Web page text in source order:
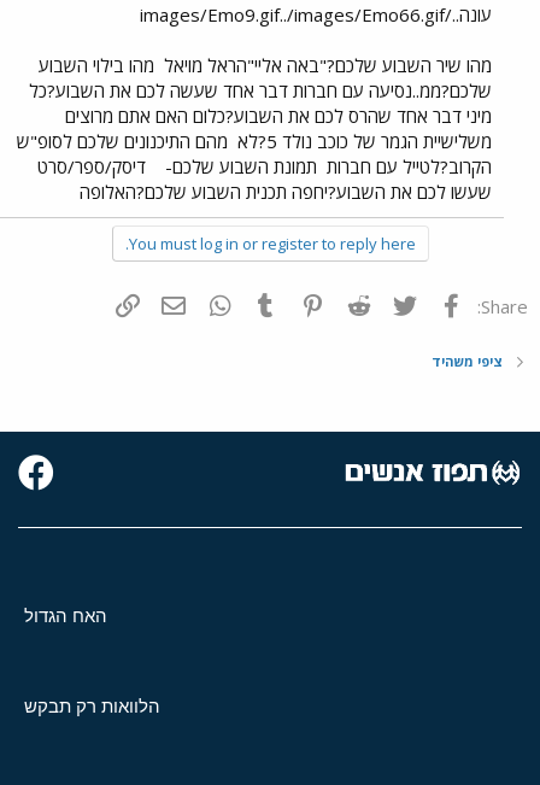
עונה../images/Emo9.gif../images/Emo66.gif
מהו שיר השבוע שלכם?"באה אליי"הראל מויאל מהו בילוי השבוע
שלכם?ממ..נסיעה עם חברות דבר אחד שעשה לכם את השבוע?כל
מיני דבר אחד שהרס לכם את השבוע?כלום האם אתם מרוצים
משלישיית הגמר של כוכב נולד 5?לא
מהם התיכנונים שלכם לסופ"ש
הקרוב?לטייל עם חברות תמונת השבוע שלכם-
דיסק/ספר/סרט
שעשו לכם את השבוע?יחפה תכנית השבוע שלכם?האלופה
You must log in or register to reply here.
Share: פייסבוק Twitter
Reddit
Pinterest
Tumblr
WhatsAppדואר אלקטרוני
ציפי משהיד
האח הגדול
הלוואות רק תבקש